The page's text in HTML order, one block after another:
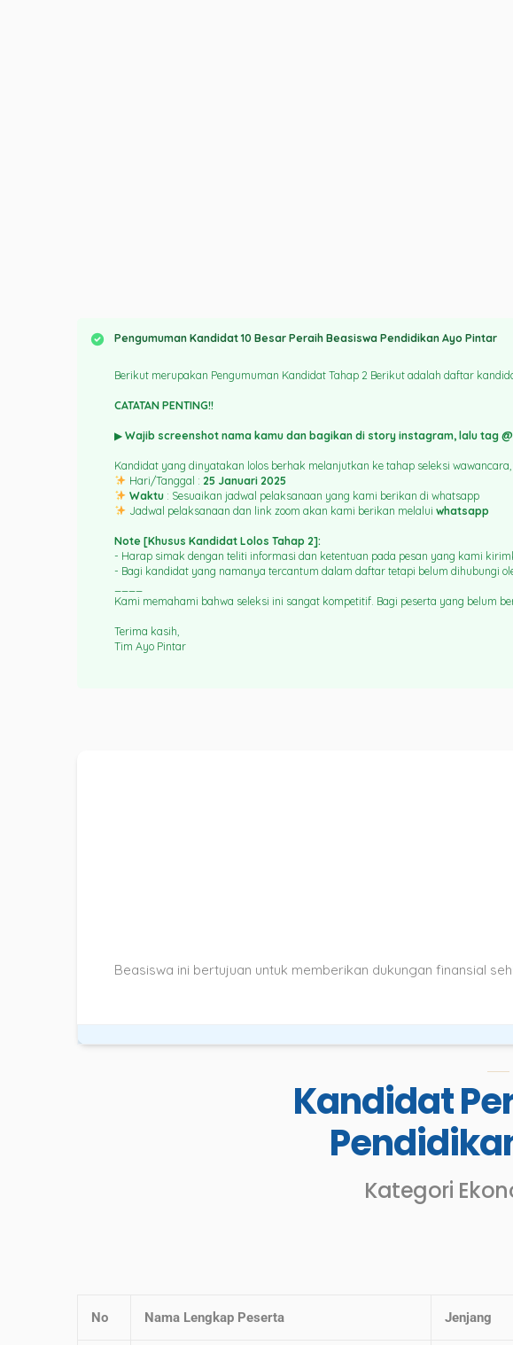
Pengumuman Kandidat 10 Besar Peraih Beasiswa Pendidikan Ayo Pintar
Berikut merupakan Pengumuman Kandidat Tahap 2 Berikut adalah daftar
CATATAN PENTING!!
▶ Wajib screenshot nama kamu dan bagikan di story instagram, lalu tag
Kandidat yang dinyatakan lolos berhak melanjutkan ke tahap seleksi
Hari/Tanggal : 25 Januari 2025
Waktu : Sesuaikan jadwal pelaksanaan yang kami berikan di whatsapp
Jadwal pelaksanaan dan link zoom akan kami berikan melalui whatsapp
Note [Khusus Kandidat Lolos Tahap 2]:
- Harap simak dengan teliti informasi dan ketentuan pada pesan yang kami
- Bagi kandidat yang namanya tercantum dalam daftar tetapi belum dihubungi
Kami memahami bahwa seleksi ini sangat kompetitif. Bagi peserta yang belum
Terima kasih,
Tim Ayo Pintar
Beasiswa ini bertujuan untuk memberikan dukungan finansial
Kandidat
Kategori
No Nama Lengkap Peserta Jenjang